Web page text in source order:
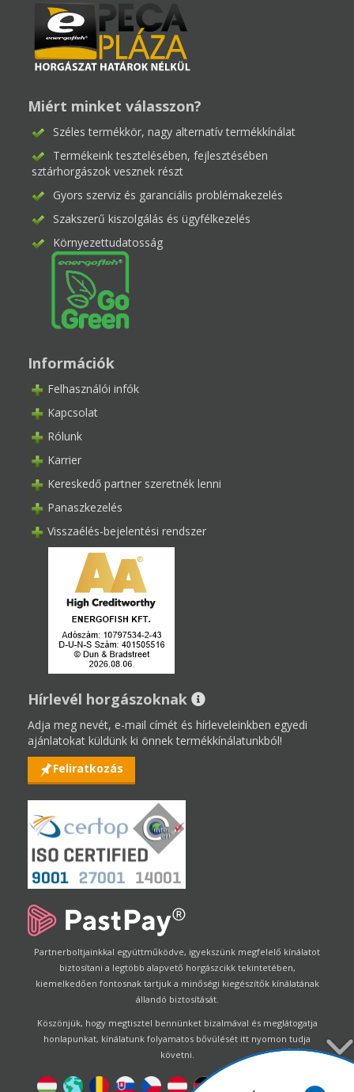
Miért minket válasszon?
Széles termékkör, nagy alternatív termékkínálat
Termékeink tesztelésében, fejlesztésében
sztárhorgászok vesznek részt
Gyors szerviz és garanciális problémakezelés
Szakszerű kiszolgálás és ügyfélkezelés
Környezettudatosság
Információk
Felhasználói infók
Kapcsolat
Rólunk
Karrier
Kereskedő partner szeretnék lenni
Panaszkezelés
Visszaélés-bejelentési rendszer
Hírlevél horgászoknak
Adja meg nevét, e-mail címét és hírleveleinkben egyedi
ajánlatokat küldünk ki önnek termékkínálatunkból!
Feliratkozás
Partnerboltjainkkal együttműködve, igyekszünk megfelelő kínálatot
biztosítani a legtöbb alapvető horgászcikk tekintetében,
kiemelkedően fontosnak tartjuk a minőségi kiegészítők kínálatának
állandó biztosítását.
Köszönjük, hogy megtisztel bennünket bizalmával és meglátogatja
honlapunkat, kínálatunk folyamatos bővülését itt nyomon tudja
követni.